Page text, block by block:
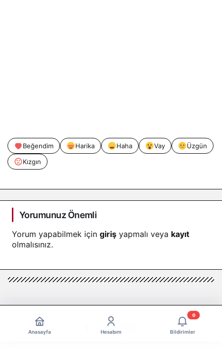
Beğendim Harika Haha Vay
Üzgün
Kızgın
Yorumunuz Önemli
Yorum yapabilmek için giriş yapmalı veya kayıt
olmalısınız.
Anasayfa Hesabım Bildirimler
0